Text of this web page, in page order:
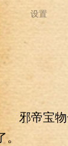
设置
帝宝物一
。